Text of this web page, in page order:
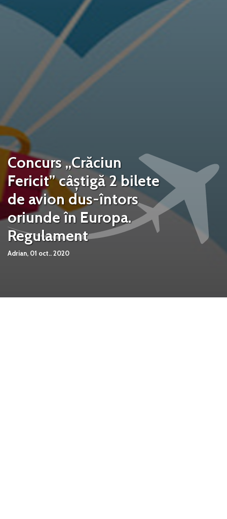
Concurs „Crăciun
Fericit” câștigă 2 bilete
de avion dus-întors
oriunde în Europa.
Regulament
Adrian, 01 oct.. 2020